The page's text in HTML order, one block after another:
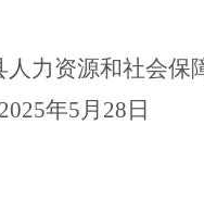
人力资源和社会保
5年5月 28 日